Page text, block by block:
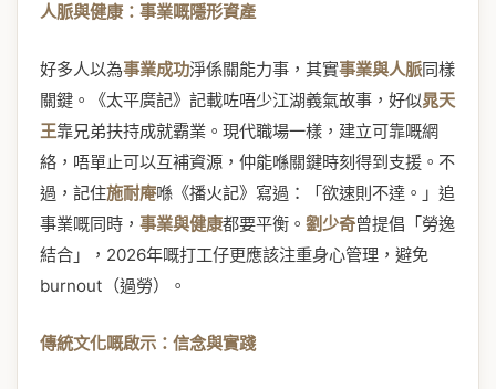
人脈與健康：事業嘅隱形資產
好多人以為事業成功淨係關能力事，其實事業與人脈同樣
關鍵。《太平廣記》記載咗唔少江湖義氣故事，好似晁天
王靠兄弟扶持成就霸業。現代職場一樣，建立可靠嘅網
絡，唔單止可以互補資源，仲能喺關鍵時刻得到支援。不
過，記住施耐庵喺《播火記》寫過：「欲速則不達。」追
事業嘅同時， 事業與健康都要平衡。 劉少奇曾提倡「勞逸
結合」，2026年嘅打工仔更應該注重身心管理，避免
burnout（過勞）。
傳統文化嘅啟示：信念與實踐